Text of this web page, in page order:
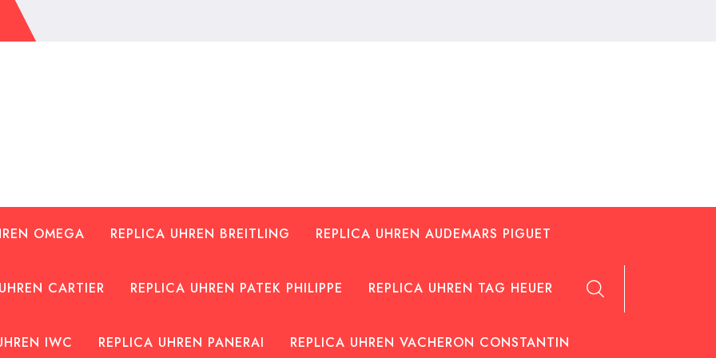
OMEGA REPLICA UHREN BREITLING REPLICA UHREN AUDEMARS PIGUET
CARTIER REPLICA UHREN PATEK PHILIPPE REPLICA UHREN TAG HEUER
IWC REPLICA UHREN PANERAI REPLICA UHREN VACHERON CONSTANTIN